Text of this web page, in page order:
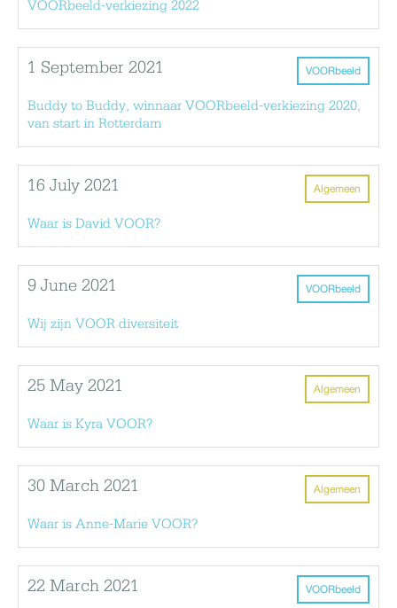
VOORbeeld-verkiezing 2022
VOORbeeld
1 September 2021
Buddy to Buddy, winnaar VOORbeeld-verkiezing 2020,
van start in Rotterdam
Algemeen
16 July 2021
Waar is David VOOR?
VOORbeeld
9 June 2021
Wij zijn VOOR diversiteit
Algemeen
25 May 2021
Waar is Kyra VOOR?
Algemeen
30 March 2021
Waar is Anne-Marie VOOR?
VOORbeeld
22 March 2021